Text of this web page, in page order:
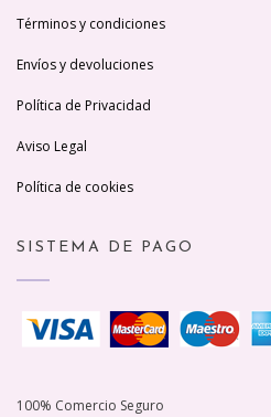
Términos y condiciones
Envíos y devoluciones
Política de Privacidad
Aviso Legal
Política de cookies
SISTEMA DE PAGO
100% Comercio Seguro